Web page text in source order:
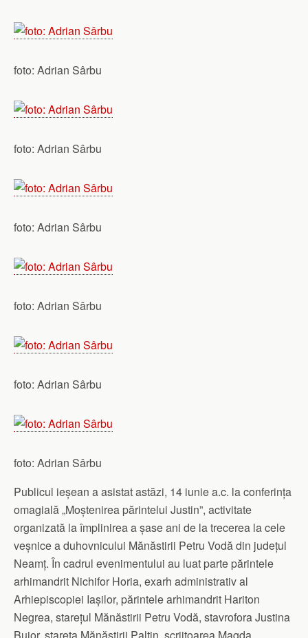
foto: Adrian Sârbu
foto: Adrian Sârbu
foto: Adrian Sârbu
foto: Adrian Sârbu
foto: Adrian Sârbu
foto: Adrian Sârbu
Publicul ieșean a asistat astăzi, 14 iunie a.c. la conferința
omagială „Moștenirea părintelui Justin”, activitate
organizată la împlinirea a șase ani de la trecerea la cele
veșnice a duhovnicului Mănăstirii Petru Vodă din județul
Neamț. În cadrul evenimentului au luat parte părintele
arhimandrit Nichifor Horia, exarh administrativ al
Arhiepiscopiei Iașilor, părintele arhimandrit Hariton
Negrea, starețul Mănăstirii Petru Vodă, stavrofora Justina
Bujor, stareța Mănăstirii Paltin, scriitoarea Magda